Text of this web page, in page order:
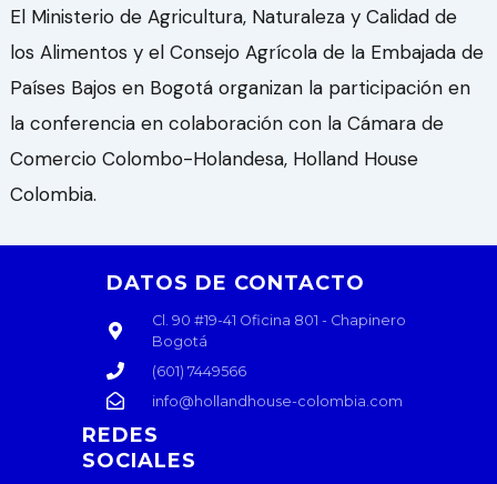
El Ministerio de Agricultura, Naturaleza y Calidad de
los Alimentos y el Consejo Agrícola de la Embajada de
Países Bajos en Bogotá organizan la participación en
la conferencia en colaboración con la Cámara de
Comercio Colombo-Holandesa, Holland House
Colombia.
DATOS DE CONTACTO
Cl. 90 #19-41 Oficina 801 - Chapinero
Bogotá
(601) 7449566
info@hollandhouse-colombia.com
REDES
SOCIALES